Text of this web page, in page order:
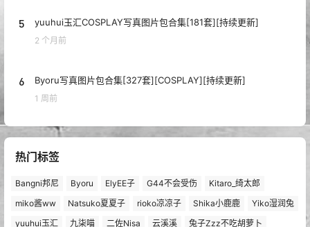
5 yuuhui玉汇COSPLAY写真图片包合集[181套][持续更新]
2 个月前
6 Byoru写真图片包合集[327套][COSPLAY][持续更新]
1 周前
热门标签
Bangni邦尼 Byoru ElyEE子 G44不会受伤
Kitaro_绮太郎
miko酱ww
Natsuko夏夏子 rioko凉凉子 Shika小鹿鹿
Yiko湿润兔
yuuhui玉汇
九柒喵 二佐Nisa 云溪溪
兔子Zzz不吃胡萝卜